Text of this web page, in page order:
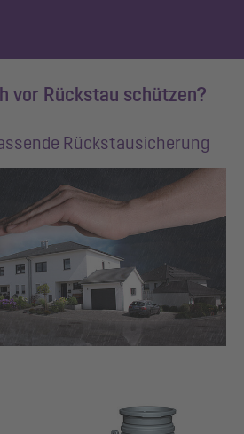
vor Rückstau schützen?
Rückstausicherung